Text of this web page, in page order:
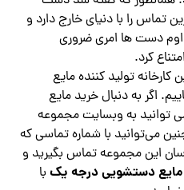
تماس را با دنیای خارج دارد و
دست ها امری ضروری
کرد.
تولید کننده مایع
اگر به دنبال خرید مایع
به وبسایت مجموعه
می‌توانید با شماره تماسی که
این مجموعه تماس بگیرید و
مایع دستشویی درجه یک با